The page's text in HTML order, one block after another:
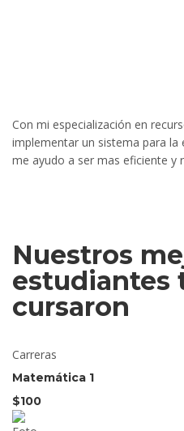
Con mi especialización en
implementar un sistema para
me ayudo a ser mas eficiente y
Nuestros
estudiantes
cursaron
Carreras
Matemática 1
$100